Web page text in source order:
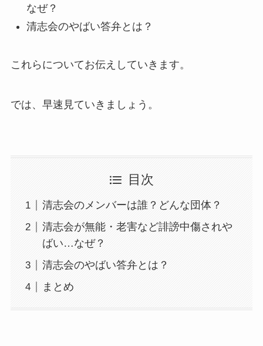
なぜ？
清志会のやばい答弁とは？
これらについてお伝えしていきます。
では、早速見ていきましょう。
目次
清志会のメンバーは誰？どんな団体？
清志会が無能・老害など誹謗中傷されや
ばい…なぜ？
清志会のやばい答弁とは？
まとめ